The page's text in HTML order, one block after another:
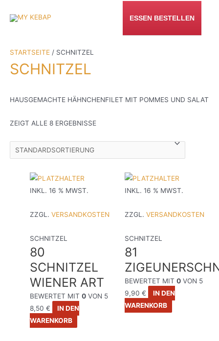
INHALT
ESSEN BESTELLEN
STARTSEITE / SCHNITZEL
SCHNITZEL
HAUSGEMACHTE HÄHNCHENFILET MIT POMMES UND SALAT
ZEIGT ALLE 8 ERGEBNISSE
INKL. 16 % MWST.
ZZGL.VERSANDKOSTEN
SCHNITZEL
80
SCHNITZEL
WIENER ART
BEWERTET MIT0 VON 5
8,50€
IN DEN
WARENKORB
INKL. 16 % MWST.
ZZGL. VERSANDKOSTEN
SCHNITZEL
81
BEWERTET MIT 0VON 5
9,90 €
IN DEN
WARENKORB